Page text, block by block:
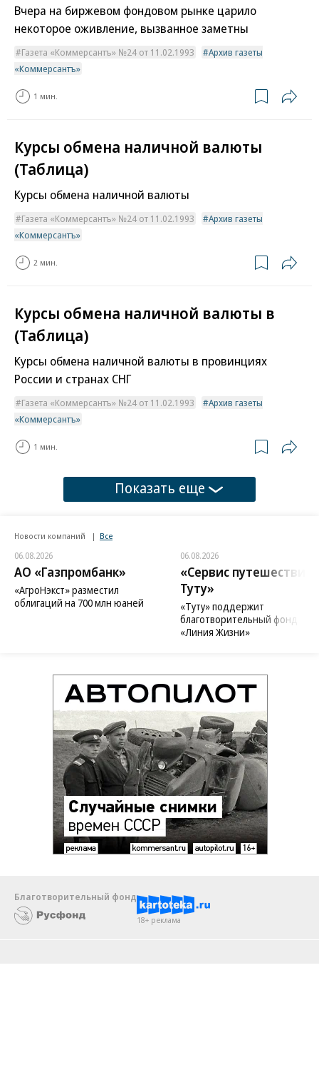
Вчера на биржевом фондовом рынке царило
некоторое оживление, вызванное заметны
Газета «Коммерсантъ» №24 от 11.02.1993
Архив газеты
«Коммерсантъ»
1 мин.
Курсы обмена наличной валюты
(Таблица)
Курсы обмена наличной валюты
Газета «Коммерсантъ» №24 от 11.02.1993
Архив газеты
«Коммерсантъ»
2 мин.
Курсы обмена наличной валюты в
(Таблица)
Курсы обмена наличной валюты в провинциях
России и странах СНГ
Газета «Коммерсантъ» №24 от 11.02.1993
Архив газеты
«Коммерсантъ»
1 мин.
Показать еще
Новости компаний Все
06.08.2026
АО «Газпромбанк»
«АгроНэкст» разместил
облигаций на 700 млн юаней
06.08.2026
«Сервис путешествий
Туту»
«Туту» поддержит
благотворительный фонд
«Линия Жизни»
Благотворительный фонд
18+ реклама